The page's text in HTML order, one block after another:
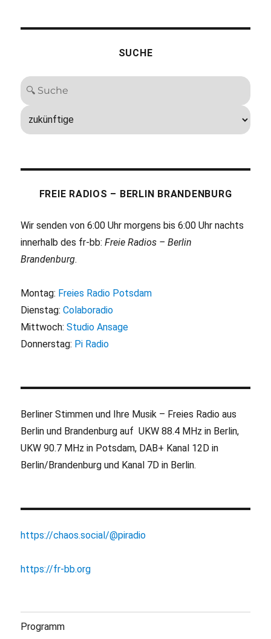
SUCHE
FREIE RADIOS – BERLIN BRANDENBURG
Wir senden von 6:00 Uhr morgens bis 6:00 Uhr nachts
innerhalb des fr-bb:Freie Radios – Berlin
Brandenburg.
Montag: Freies Radio Potsdam
Dienstag:Colaboradio
Mittwoch:Studio Ansage
Donnerstag: Pi Radio
Berliner Stimmen und Ihre Musik – Freies Radio aus
Berlin und Brandenburg auf UKW 88.4 MHz in Berlin,
UKW 90.7 MHz in Potsdam, DAB+ Kanal 12D in
Berlin/Brandenburg und Kanal 7D in Berlin.
https://chaos.social/@piradio
https://fr-bb.org
Programm